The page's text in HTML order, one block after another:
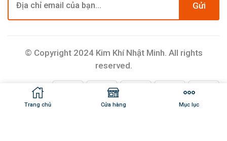
Trang chủ Cửa hàng Mục lục
Gửi
© Copyright 2024 Kim Khí Nhật Minh. All rights
reserved.